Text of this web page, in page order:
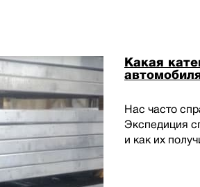
Какая
Нас часто
Экспедиция
и как их